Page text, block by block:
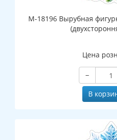
М-18196 Вырубная
Цена
−
В